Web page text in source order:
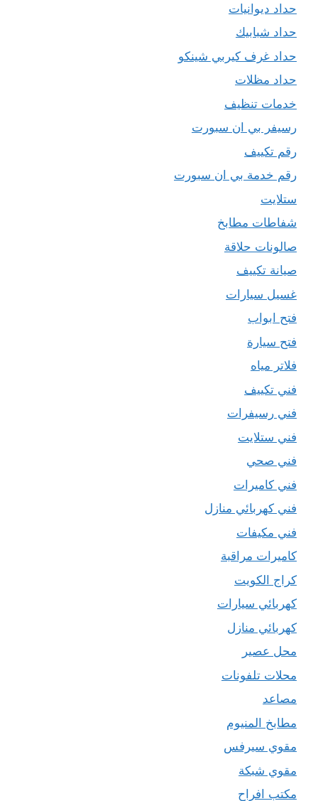
حداد ديوانيات
حداد شبابيك
حداد غرف كيربي شينكو
حداد مظلات
خدمات تنظيف
رسيفر بي ان سبورت
رقم تكييف
رقم خدمة بي ان سبورت
ستلايت
شفاطات مطابخ
صالونات حلاقة
صيانة تكييف
غسيل سيارات
فتح ابواب
فتح سيارة
فلاتر مياه
فني تكييف
فني رسيفرات
فني ستلايت
فني صحي
فني كاميرات
فني كهربائي منازل
فني مكيفات
كاميرات مراقبة
كراج الكويت
كهربائي سيارات
كهربائي منازل
محل عصير
محلات تلفونات
مصاعد
مطابخ المنيوم
مقوي سيرفس
مقوي شبكة
مكتب افراح